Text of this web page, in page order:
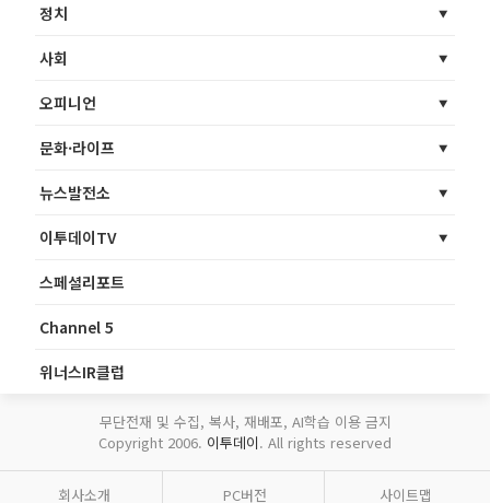
정치
사회
오피니언
문화·라이프
뉴스발전소
이투데이TV
스페셜리포트
Channel 5
위너스IR클럽
무단전재 및 수집, 복사, 재배포, AI학습 이용 금지
Copyright 2006. 이투데이. All rights reserved
회사소개 PC버전 사이트맵